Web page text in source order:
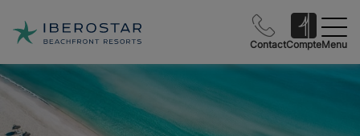
ContactCompteMenu